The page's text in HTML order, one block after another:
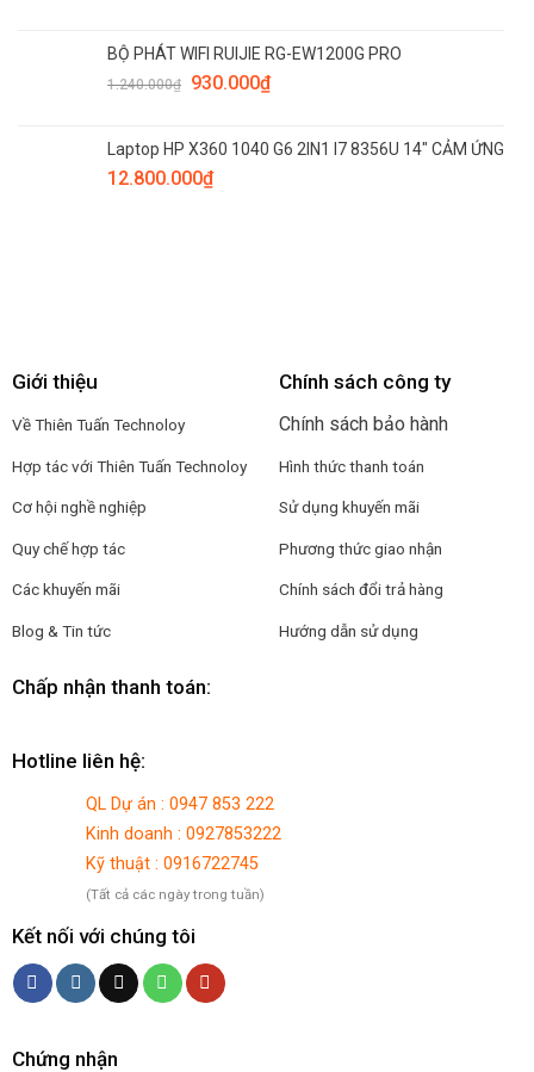
BỘ PHÁT WIFI RUIJIE RG-EW1200G PRO
1.240.000₫ 930.000₫
Laptop HP X360 1040 G6 2IN1 I7 8356U 14" CẢM ỨNG
12.800.000₫
Giới thiệu
Về Thiên Tuấn Technoloy
Hợp tác với Thiên Tuấn Technoloy
Cơ hội nghề nghiệp
Quy chế hợp tác
Các khuyến mãi
Blog & Tin tức
Chính sách công ty
Chính sách bảo hành
Hình thức thanh toán
Sử dụng khuyến mãi
Phương thức giao nhận
Chính sách đổi trả hàng
Hướng dẫn sử dụng
Chấp nhận thanh toán:
Hotline liên hệ:
QL Dự án : 0947 853 222
Kinh doanh : 0927853222
Kỹ thuật : 0916722745
(Tất cả các ngày trong tuần)
Kết nối với chúng tôi
Chứng nhận